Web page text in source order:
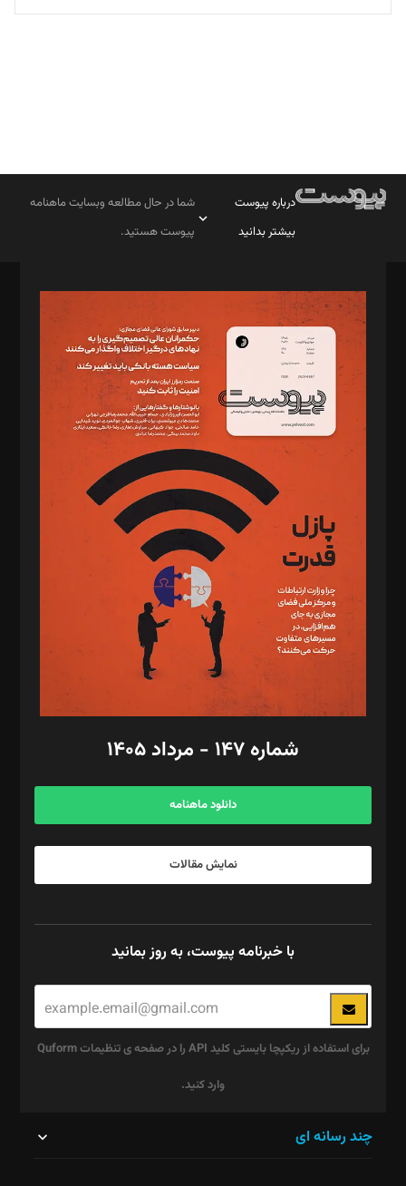
تحریریه
درباره پیوست
بیشتر بدانید
شما در حال مطالعه وبسایت ماهنامه
پیوست هستید.
مدیر مسئول: محمدباقر اثنی‌عشری
سردبیر: مهرک محمودی
دبیر تحریریه: میثم قاسمی
د‌بیر ناداستان: سمانه سمیع
د‌بیر خدمت و تجارت: ابوالفضل رجبی
د‌بیر حقوق فناوری: حسام‌الدین ایپکچی
د‌بیر پیوست جهان: مینا پاکدل
د‌بیر تحریریه آنلاین: بابک نقاش
تحریریه‌: مجتبی محمود‌ی، آرش برهمند، یسنا امان‌پور، سروش کرمیان،
مصطفی مسجدی آرانی، ابوالفضل رجبی، زهرا فکرانه، فائزه فتحی
رستمی،مصطفی باستان
ویرایش: نگار استاد‌‌آقا
طراح یونیفرم: مجید توکلی
فیلمبرداری و عکاسی: امیر شفیعی، مانی لطفی زاده
گرافیک و صفحه‌آرایی: سید‌سبحان‌علی ثابت
مد‌یر توسعه تجاری: کامبیز برید‌
امور مالی: شاپور رهبری، محمد‌ کاظمی‌نیا
آگهی و مشترکین: ۰۹۱۹۹۹۹۰۴۵۴
شماره ۱۴۷ - مرداد ۱۴۰۵
دانلود ماهنامه
نمایش مقالات
با خبرنامه پیوست، به روز بمانید
برای استفاده از ریکپچا بایستی کلید API را در صفحه ی تنظیمات Quform
وارد کنید.
چند رسانه ای